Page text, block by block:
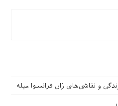
و نقاشی‌های ژان فرانسوا میله